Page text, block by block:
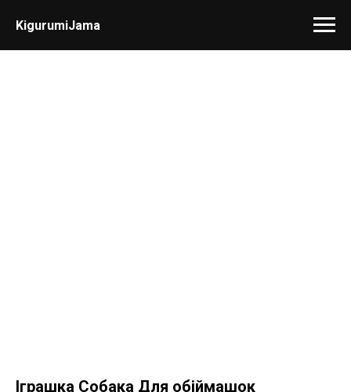
KigurumiJama
Іграшка Собака Для обіймашок